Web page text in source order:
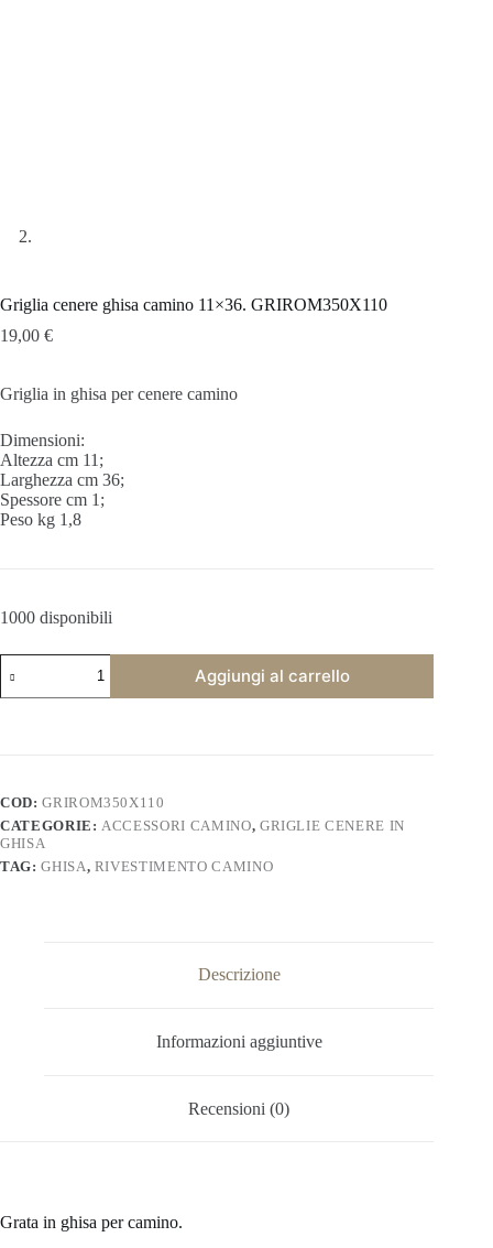
Griglia cenere ghisa camino 11×36. GRIROM350X110
19,00 €
Griglia in ghisa per cenere camino
Dimensioni:
Altezza cm 11;
Larghezza cm 36;
Spessore cm 1;
Peso kg 1,8
1000 disponibili
cenere
ghisa
Aggiungi al carrello
COD:GRIROM350X110
CATEGORIE: ACCESSORI CAMINO, GRIGLIE CENERE IN
GHISA
TAG:GHISA, RIVESTIMENTO CAMINO
Descrizione
Informazioni aggiuntive
Recensioni (0)
Grata in ghisa per camino.